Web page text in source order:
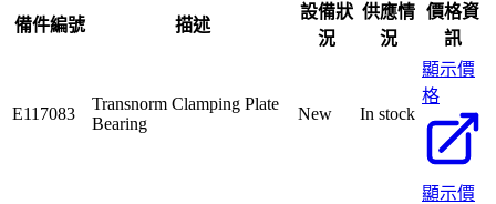
備件編號 描述
設備狀
況
供應情
況
價格資
訊
E117083
Transnorm Clamping Plate
Bearing
New In stock
顯示價
格
顯示價